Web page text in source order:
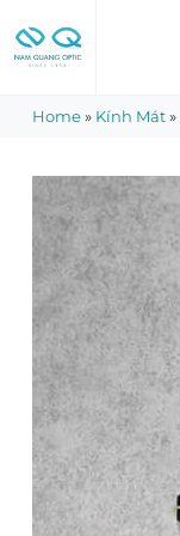
to
content
Home» Kính Mát»